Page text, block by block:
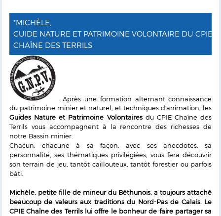
*MICHÈLE,
GUIDE NATURE ET PATRIMOINE VOLONTAIRE DU CPIE
CHAÎNE DES TERRILS
Après une formation alternant connaissance
du patrimoine minier et naturel, et techniques d'animation, les
Guides Nature et Patrimoine Volontairesdu CPIE Chaîne des
Terrils vous accompagnent à la rencontre des richesses de
notre Bassin minier.
Chacun, chacune à sa façon, avec ses anecdotes, sa
personnalité, ses thématiques privilégiées, vous fera découvrir
son terrain de jeu, tantôt caillouteux, tantôt forestier ou parfois
bâti.
Michèle, petite fille de mineur du Béthunois, a toujours attaché
beaucoup de valeurs aux traditions du Nord-Pas de Calais. Le
CPIE Chaîne des Terrils lui offre le bonheur de faire partager sa